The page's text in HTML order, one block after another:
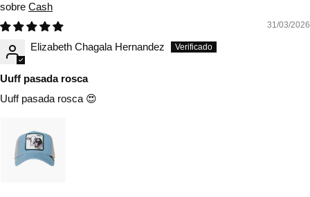
Cash
31/03/2026
Elizabeth Chagala Hernandez
Uuff pasada rosca
Uuff pasada rosca 😍